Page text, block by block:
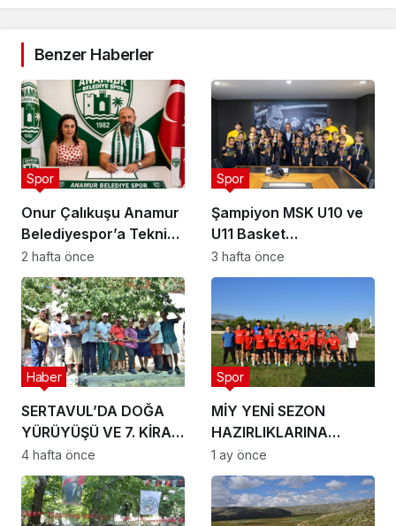
Benzer Haberler
Onur Çalıkuşu Anamur
Belediyespor’a Teknik
Direktör oldu
Spor
2 hafta önce
Şampiyon MSK U10 ve
U11 Basket
Takımlarından Vahap
Seçer’e Ziyaret
Spor
3 hafta önce
SERTAVUL’DA DOĞA
YÜRÜYÜŞÜ VE 7. KİRAZ
ŞENLİĞİ
Haber
4 hafta önce
MİY YENİ SEZON
HAZIRLIKLARINA
BAŞLADI
Spor
1 ay önce